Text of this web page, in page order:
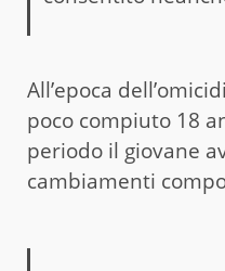
All’epoca
poco compiuto 18
periodo il giovane
cambiamenti